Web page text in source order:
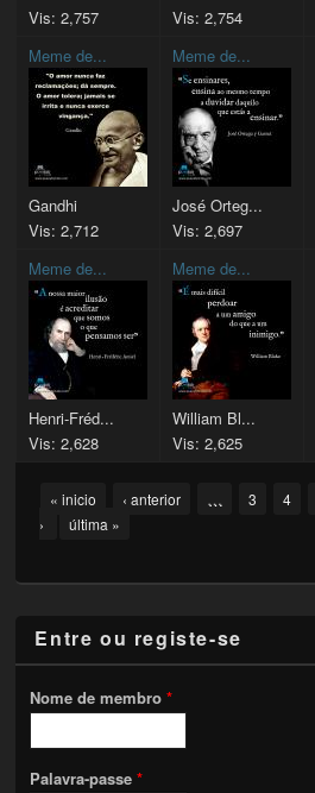
Vis: 2,757
Vis: 2,754
Meme de...
Gandhi
Vis: 2,712
Meme de...
José Orteg...
Vis: 2,697
Meme de...
Henri-Fréd...
Vis: 2,628
Meme de...
William Bl...
Vis: 2,625
Pages« inicio ‹ anterior … 3 4
›
última »
Entre ou registe-se
Nome de membro*
Palavra-passe*